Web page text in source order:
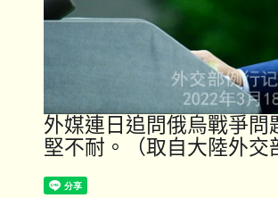
外媒連日追問俄烏戰爭